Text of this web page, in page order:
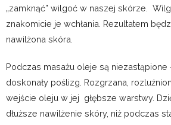
„zamknąć” wilgoć w naszej skórze.
znakomicie je wchłania. Rezultatem
nawilżona skóra.
Podczas masażu oleje są niezastąpione
doskonały poślizg. Rozgrzana,
wejście oleju w jej głębsze warstwy.
dłuższe nawilżenie skóry, niż podczas